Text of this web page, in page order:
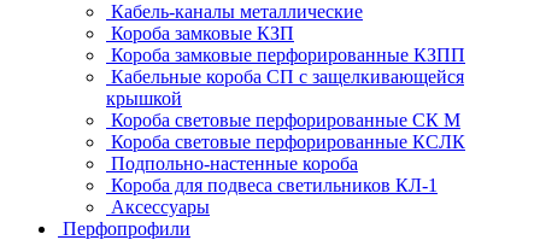
Кабель-каналы металлические
Короба замковые КЗП
Короба замковые перфорированные КЗПП
Кабельные короба СП с защелкивающейся
крышкой
Короба световые перфорированные СК М
Короба световые перфорированные КСЛК
Подпольно-настенные короба
Короба для подвеса светильников КЛ-1
Аксессуары
Перфопрофили